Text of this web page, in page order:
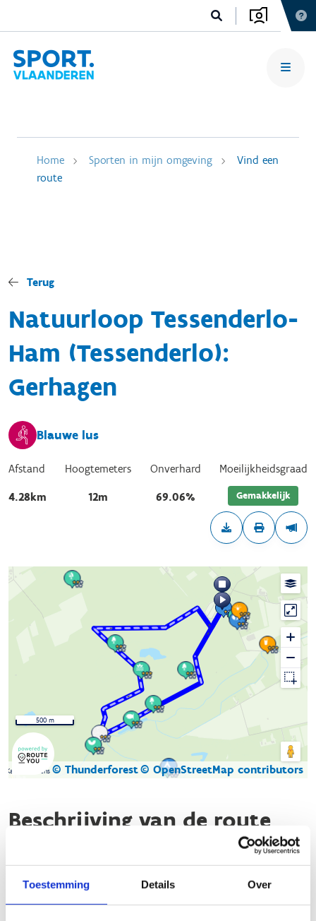
Toestemming Details Over
Home Sporten in mijn omgeving
Vind een
route
Terug
Natuurloop Tessenderlo-
Ham (Tessenderlo):
Gerhagen
Blauwe lus
Afstand
4.28km
Hoogtemeters
12m
Onverhard
69.06%
Moeilijkheidsgraad
Gemakkelijk
Kaartgegevens © Thunderforest© OpenStreetMap contributors
500 m
Beschrijving van de route
brengt je langs een gevarieerd
Gerhagen starten drie lussen. De groene en de blauwe lus
schotelen de loper een traject van 4,3 kilometer voor, en de